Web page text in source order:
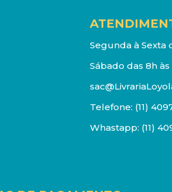
Segunda à Sexta
Sábado das 8h às
Telefone: (11)
Whastapp: (11)